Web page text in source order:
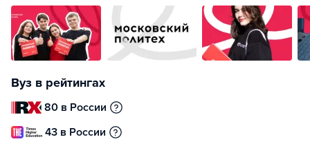
Вуз в рейтингах
80 в России
43 в России